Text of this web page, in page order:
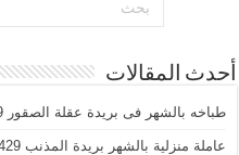
أحدث المقالات
طباخه بالشهر فى بريدة عقلة الصقور 0547295429
عاملة منزلية بالشهر بريدة المذنب 0547295429